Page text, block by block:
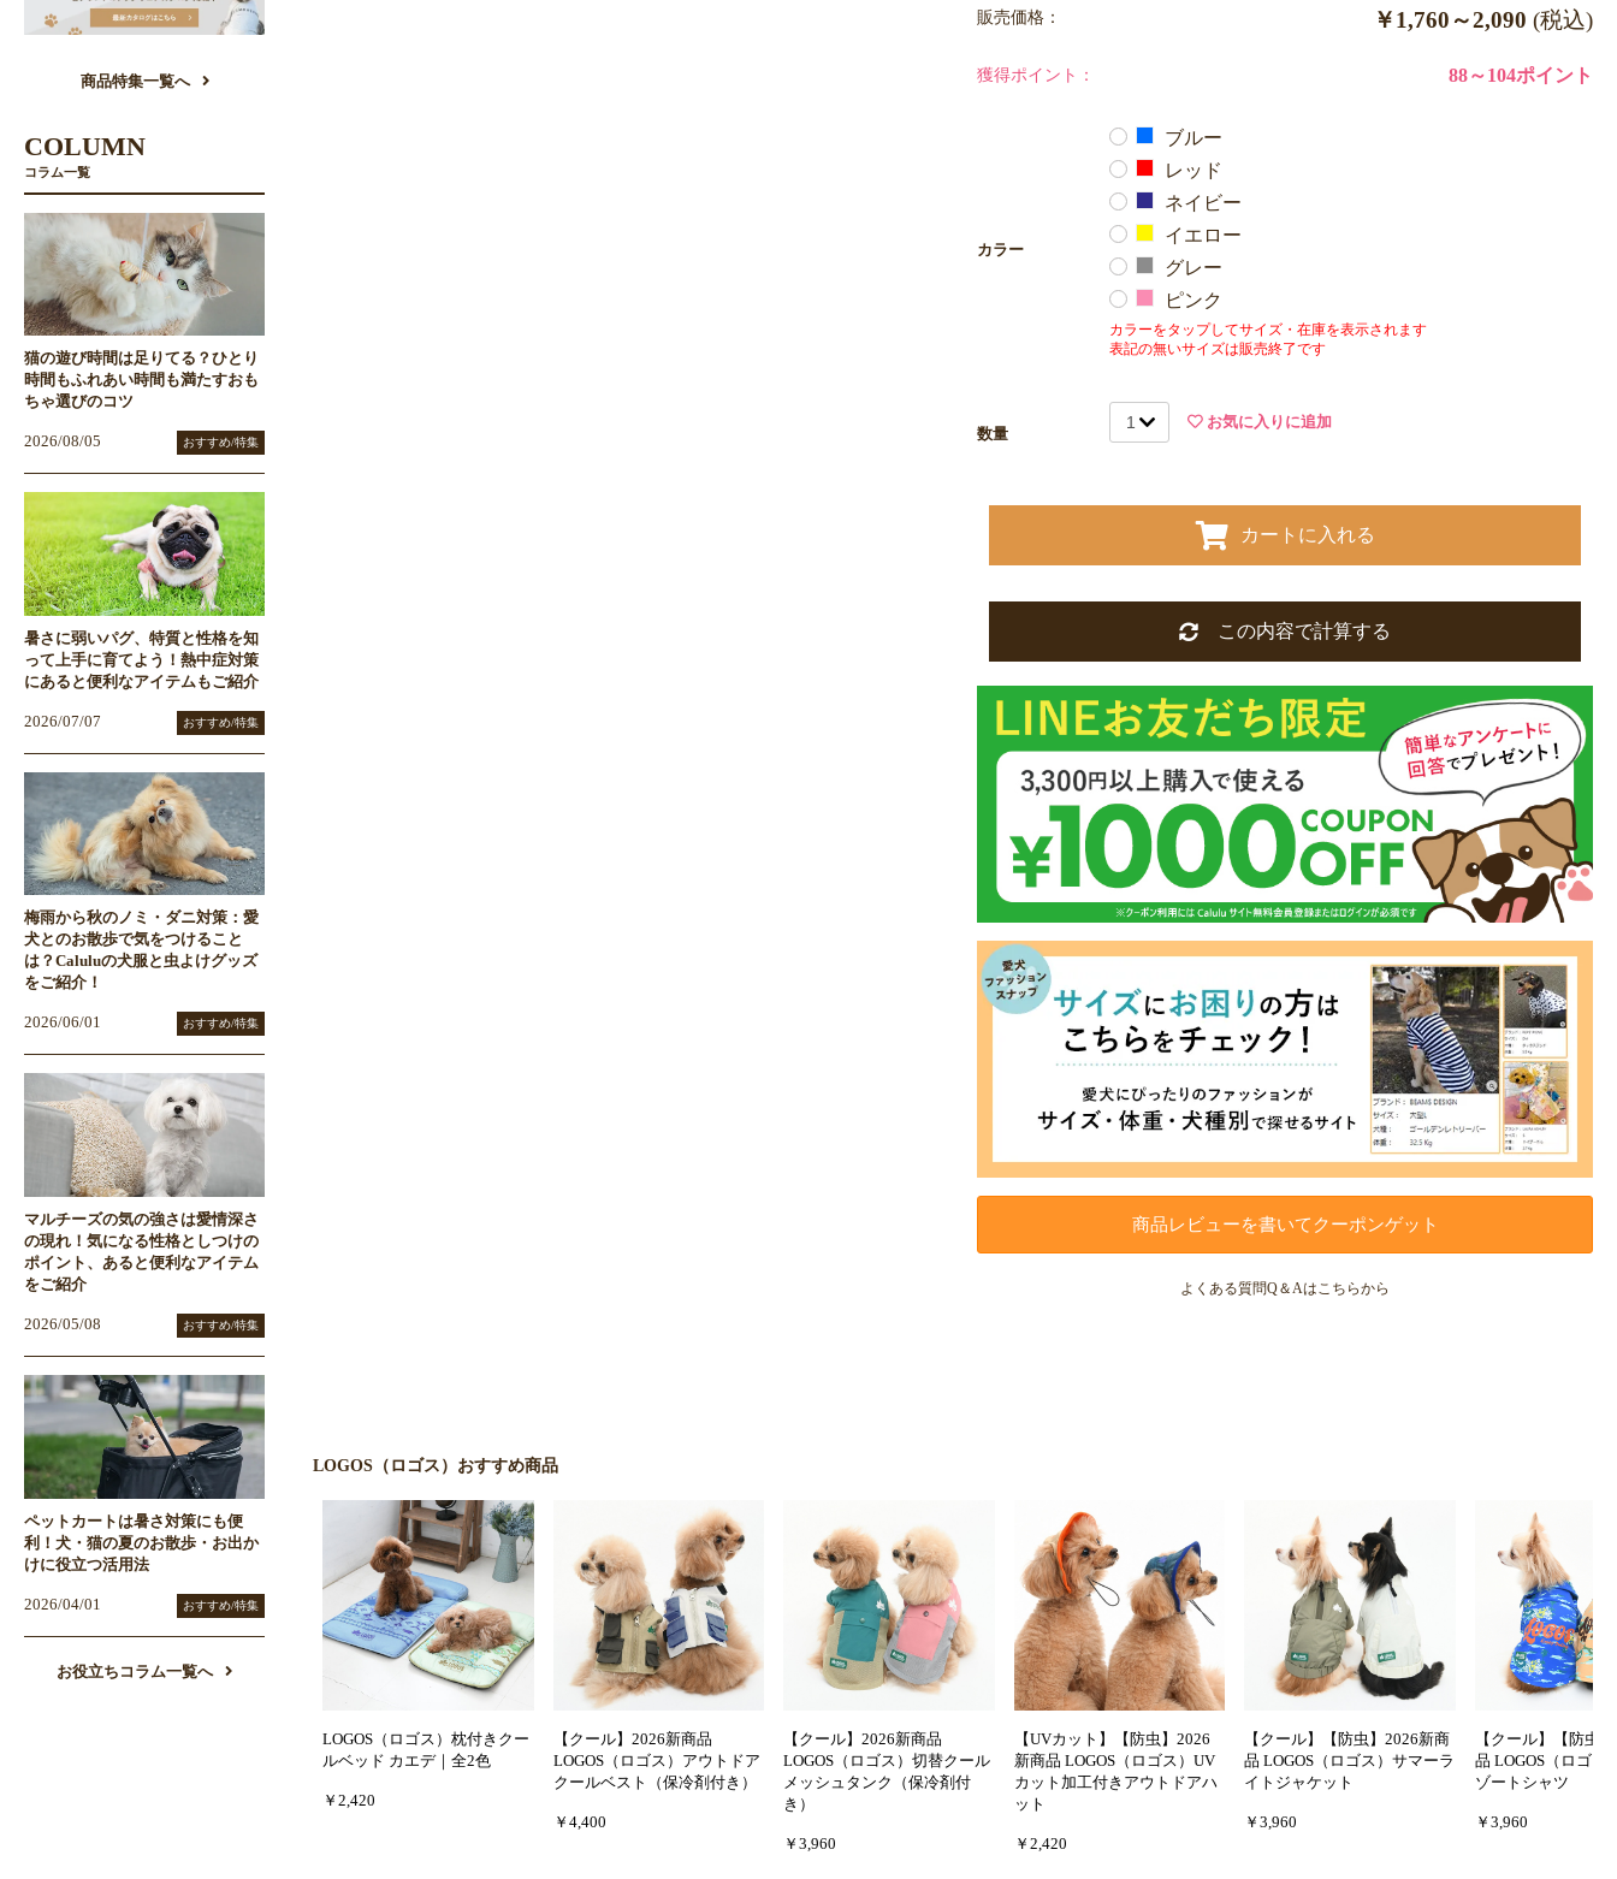
販売価格： ￥1,760～2,090 (税込)
獲得ポイント： 88～104ポイント
カラー
ブルー
レッド
ネイビー
イエロー
グレー
ピンク
カラーをタップしてサイズ・在庫を表示されます
表記の無いサイズは販売終了です
数量
お気に入りに追加
カートに入れる
この内容で計算する
商品レビューを書いてクーポンゲット
よくある質問Q＆Aはこちらから
LOGOS（ロゴス）おすすめ商品
LOGOS（ロゴス）枕付きクー
ルベッド カエデ｜全2色
￥2,420
【クール】2026新商品
LOGOS（ロゴス）アウトドア
クールベスト（保冷剤付き）
￥4,400
【クール】2026新商品
LOGOS（ロゴス）切替クール
メッシュタンク（保冷剤付
き）
￥3,960
【UVカット】【防虫】2026
新商品 LOGOS（ロゴス）UV
カット加工付きアウトドアハ
ット
￥2,420
【クール】【防虫】2026新商
品 LOGOS（ロゴス）サマーラ
イトジャケット
￥3,960
【クール】【防虫
品 LOGOS（ロゴス
ゾートシャツ
￥3,960
商品特集一覧へ
COLUMN
コラム一覧
猫の遊び時間は足りてる？ひとり
時間もふれあい時間も満たすおも
ちゃ選びのコツ
2026/08/05 おすすめ/特集
暑さに弱いパグ、特質と性格を知
って上手に育てよう！熱中症対策
にあると便利なアイテムもご紹介
2026/07/07 おすすめ/特集
梅雨から秋のノミ・ダニ対策：愛
犬とのお散歩で気をつけること
は？Caluluの犬服と虫よけグッズ
をご紹介！
2026/06/01 おすすめ/特集
マルチーズの気の強さは愛情深さ
の現れ！気になる性格としつけの
ポイント、あると便利なアイテム
をご紹介
2026/05/08 おすすめ/特集
ペットカートは暑さ対策にも便
利！犬・猫の夏のお散歩・お出か
けに役立つ活用法
2026/04/01 おすすめ/特集
お役立ちコラム一覧へ